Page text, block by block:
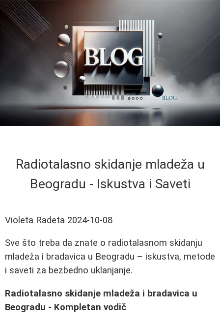
Radiotalasno skidanje mladeža u
Beogradu - Iskustva i Saveti
Violeta Radeta 2024-10-08
Sve što treba da znate o radiotalasnom skidanju
mladeža i bradavica u Beogradu – iskustva, metode
i saveti za bezbedno uklanjanje.
Radiotalasno skidanje mladeža i bradavica u
Beogradu - Kompletan vodič